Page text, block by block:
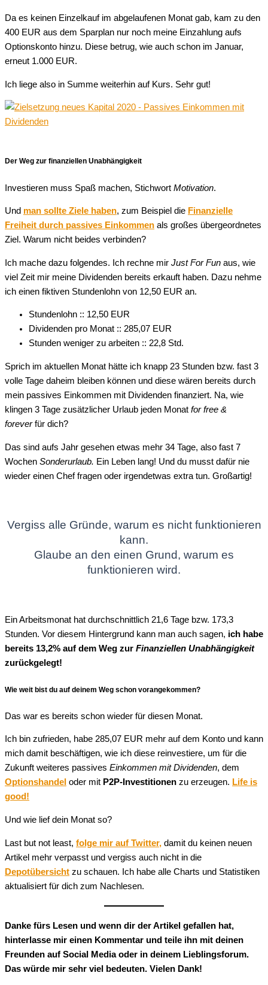
Da es keinen Einzelkauf im abgelaufenen Monat gab, kam zu den
400 EUR aus dem Sparplan nur noch meine Einzahlung aufs
Optionskonto hinzu. Diese betrug, wie auch schon im Januar,
erneut 1.000 EUR.
Ich liege also in Summe weiterhin auf Kurs. Sehr gut!
Der Weg zur finanziellen Unabhängigkeit
Investieren muss Spaß machen, Stichwort Motivation.
Und man sollte Ziele haben, zum Beispiel die Finanzielle
Freiheit durch passives Einkommen als großes übergeordnetes
Ziel. Warum nicht beides verbinden?
Ich mache dazu folgendes. Ich rechne mir Just For Fun aus, wie
viel Zeit mir meine Dividenden bereits erkauft haben. Dazu nehme
ich einen fiktiven Stundenlohn von 12,50 EUR an.
Stundenlohn :: 12,50 EUR
Dividenden pro Monat :: 285,07 EUR
Stunden weniger zu arbeiten :: 22,8 Std.
Sprich im aktuellen Monat hätte ich knapp 23 Stunden bzw. fast 3
volle Tage daheim bleiben können und diese wären bereits durch
mein passives Einkommen mit Dividenden finanziert. Na, wie
klingen 3 Tage zusätzlicher Urlaub jeden Monat for free &
foreverfür dich?
Das sind aufs Jahr gesehen etwas mehr 34 Tage, also fast 7
Wochen Sonderurlaub. Ein Leben lang! Und du musst dafür nie
wieder einen Chef fragen oder irgendetwas extra tun. Großartig!
Vergiss alle Gründe, warum es nicht funktionieren
kann.
Glaube an den einen Grund, warum es
funktionieren wird.
Ein Arbeitsmonat hat durchschnittlich 21,6 Tage bzw. 173,3
Stunden. Vor diesem Hintergrund kann man auch sagen, ich habe
bereits 13,2% auf dem Weg zur Finanziellen Unabhängigkeit
zurückgelegt!
Wie weit bist du auf deinem Weg schon vorangekommen?
Das war es bereits schon wieder für diesen Monat.
Ich bin zufrieden, habe 285,07 EUR mehr auf dem Konto und kann
mich damit beschäftigen, wie ich diese reinvestiere, um für die
Zukunft weiteres passives Einkommen mit Dividenden, dem
Optionshandel oder mit P2P-Investitionen zu erzeugen. Life is
good!
Und wie lief dein Monat so?
Last but not least, folge mir auf Twitter, damit du keinen neuen
Artikel mehr verpasst und vergiss auch nicht in die
Depotübersicht zu schauen. Ich habe alle Charts und Statistiken
aktualisiert für dich zum Nachlesen.
Danke fürs Lesen und wenn dir der Artikel gefallen hat,
hinterlasse mir einen Kommentar und teile ihn mit deinen
Freunden auf Social Media oder in deinem Lieblingsforum.
Das würde mir sehr viel bedeuten. Vielen Dank!